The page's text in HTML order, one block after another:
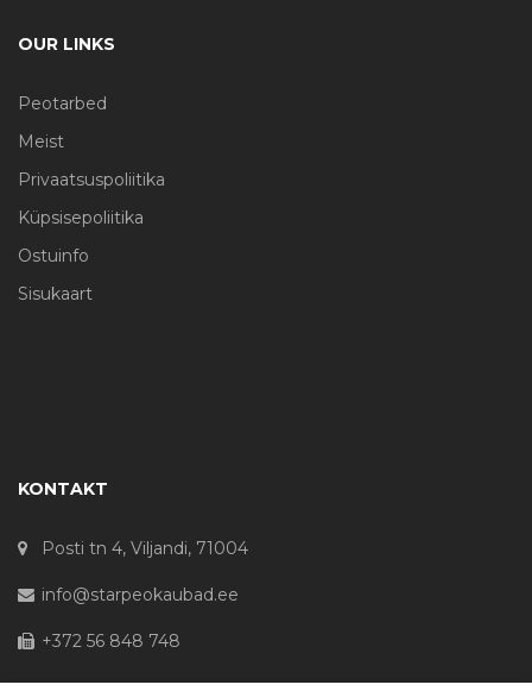
OUR LINKS
Peotarbed
Meist
Privaatsuspoliitika
Küpsisepoliitika
Ostuinfo
Sisukaart
KONTAKT
Posti tn 4, Viljandi, 71004
info@starpeokaubad.ee
+372 56 848 748